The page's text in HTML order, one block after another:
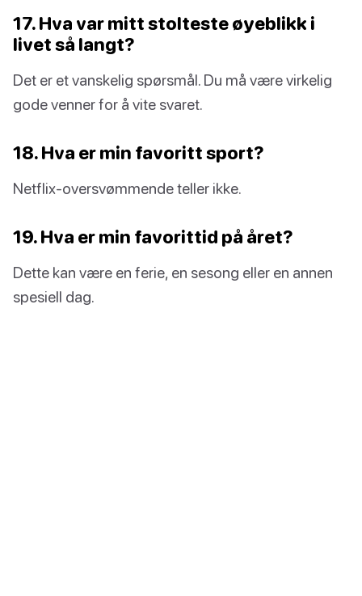
17. Hva var mitt stolteste øyeblikk i
livet så langt?
Det er et vanskelig spørsmål. Du må være virkelig
gode venner for å vite svaret.
18. Hva er min favoritt sport?
Netflix-oversvømmende teller ikke.
19. Hva er min favorittid på året?
Dette kan være en ferie, en sesong eller en annen
spesiell dag.